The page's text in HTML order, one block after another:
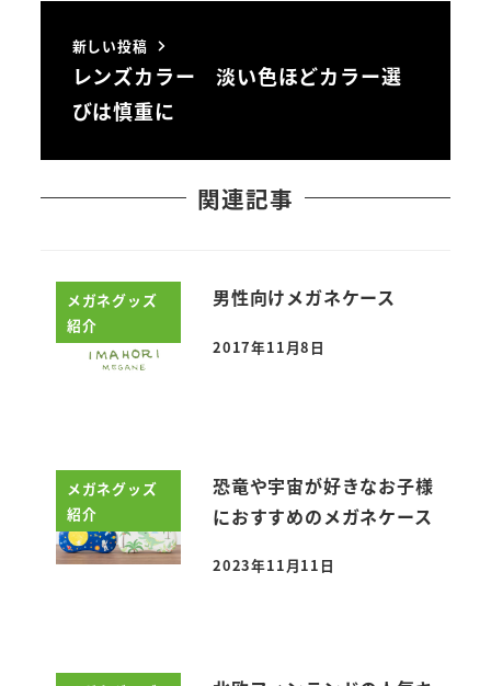
新しい投稿
レンズカラー 淡い色ほどカラー選
びは慎重に
関連記事
メガネグッズ
紹介
男性向けメガネケース
投稿日
2017年11月8日
メガネグッズ
紹介
恐竜や宇宙が好きなお子様
におすすめのメガネケース
投稿日
2023年11月11日